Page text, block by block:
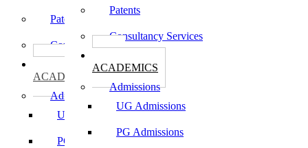
Patents
Consultancy Services
ACADEMICS
Admissions
UG Admissions
PG Admissions
Patents
Consultancy Services
ACADEMICS
Admissions
UG Admissions
PG Admissions